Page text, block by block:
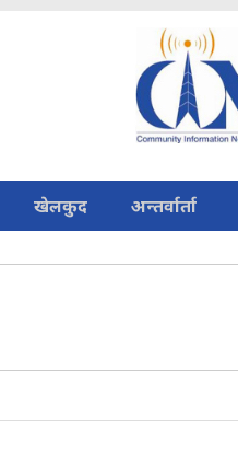
खेलकुद अन्तर्वार्ता